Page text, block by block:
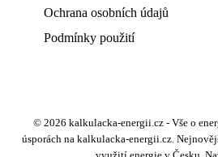
Ochrana osobních údajů
Podmínky použití
© 2026 kalkulacka-energii.cz - Vše o
úsporách na kalkulacka-energii.cz.